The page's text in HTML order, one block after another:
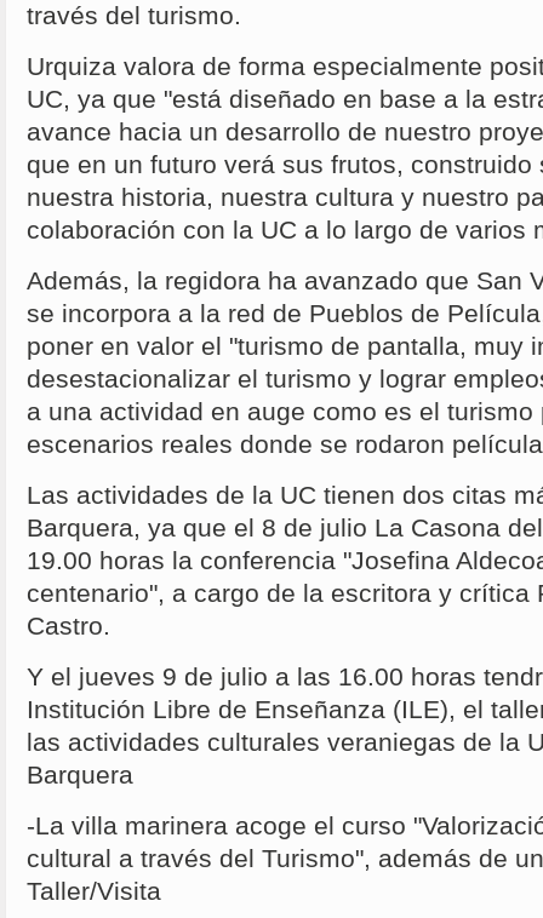
través del turismo.
Urquiza valora de forma especialmente
UC, ya que "está diseñado en base a la
avance hacia un desarrollo de nuestro
que en un futuro verá sus frutos,
nuestra historia, nuestra cultura y nuestro
colaboración con la UC a lo largo de varios
Además, la regidora ha avanzado que San
se incorpora a la red de Pueblos de
poner en valor el "turismo de pantalla, muy
desestacionalizar el turismo y lograr
a una actividad en auge como es el turismo
escenarios reales donde se rodaron
Las actividades de la UC tienen dos citas
Barquera, ya que el 8 de julio La Casona
19.00 horas la conferencia "Josefina
centenario", a cargo de la escritora y crítica
Castro.
Y el jueves 9 de julio a las 16.00 horas
Institución Libre de Enseñanza (ILE), el
las actividades culturales veraniegas de la
Barquera
-La villa marinera acoge el curso
cultural a través del Turismo", además de
Taller/Visita